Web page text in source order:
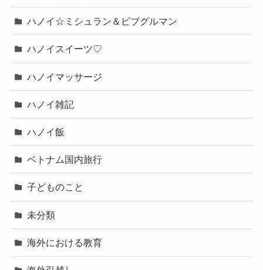
ハノイ☆ミシュラン＆ビブグルマン
ハノイスイーツ♡
ハノイマッサージ
ハノイ雑記
ハノイ飯
ベトナム国内旅行
子どものこと
未分類
海外における教育